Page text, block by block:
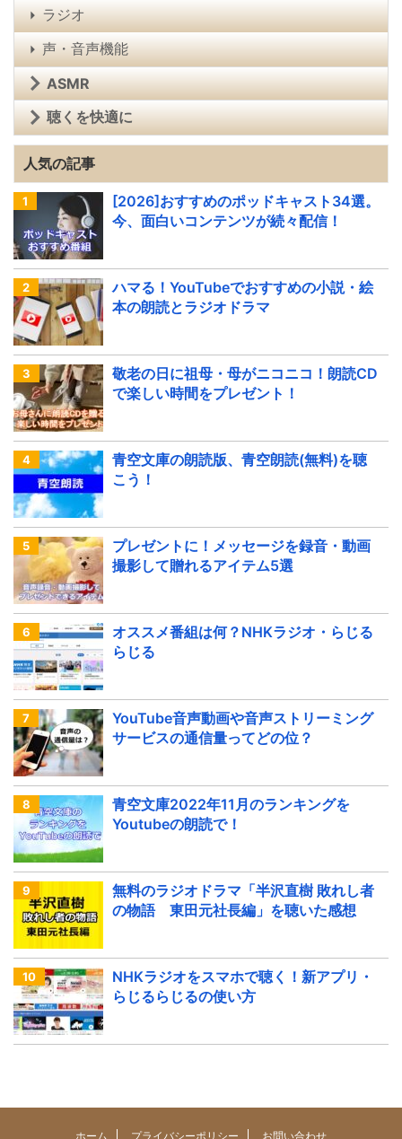
ラジオ
声・音声機能
ASMR
聴くを快適に
人気の記事
[2026]おすすめのポッドキャスト34選。
今、面白いコンテンツが続々配信！
ハマる！YouTubeでおすすめの小説・絵
本の朗読とラジオドラマ
敬老の日に祖母・母がニコニコ！朗読CD
で楽しい時間をプレゼント！
青空文庫の朗読版、青空朗読(無料)を聴
こう！
プレゼントに！メッセージを録音・動画
撮影して贈れるアイテム5選
オススメ番組は何？NHKラジオ・らじる
らじる
YouTube音声動画や音声ストリーミング
サービスの通信量ってどの位？
青空文庫2022年11月のランキングを
Youtubeの朗読で！
無料のラジオドラマ「半沢直樹 敗れし者
の物語 東田元社長編」を聴いた感想
NHKラジオをスマホで聴く！新アプリ・
らじるらじるの使い方
ホーム プライバシーポリシー お問い合わせ